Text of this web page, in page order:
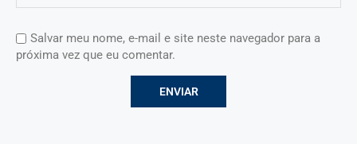
Salvar meu nome, e-mail e site neste navegador para a
próxima vez que eu comentar.